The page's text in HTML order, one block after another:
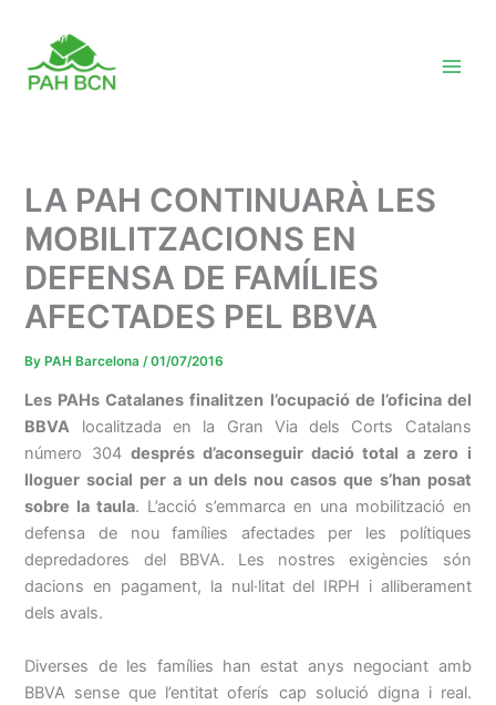
content
LA PAH CONTINUARÀ LES
MOBILITZACIONS EN
DEFENSA DE FAMÍLIES
AFECTADES PEL BBVA
By PAH Barcelona/01/07/2016
Les PAHs Catalanes finalitzen l’ocupació de l’oficina del
BBVA localitzada en la Gran Via dels Corts Catalans
número 304 després d’aconseguir dació total a zero i
lloguer social per a un dels nou casos que s’han posat
sobre la taula. L’acció s’emmarca en una mobilització en
defensa de nou famílies afectades per les polítiques
depredadores del BBVA. Les nostres exigències són
dacions en pagament, la nul·litat del IRPH i alliberament
dels avals.
Diverses de les famílies han estat anys negociant amb
BBVA sense que l’entitat oferís cap solució digna i real.